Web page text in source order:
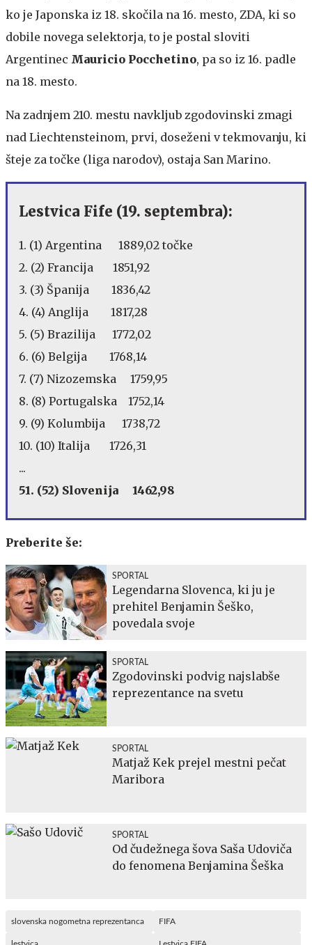
ko je Japonska iz 18. skočila na 16. mesto, ZDA, ki so
dobile novega selektorja, to je postal sloviti
Argentinec Mauricio Pocchetino, pa so iz 16. padle
na 18. mesto.
Na zadnjem 210. mestu navkljub zgodovinski zmagi
nad Liechtensteinom, prvi, doseženi v tekmovanju, ki
šteje za točke (liga narodov), ostaja San Marino.
Lestvica Fife (19. septembra):
1. (1) Argentina 1889,02 točke
2. (2) Francija 1851,92
3. (3) Španija 1836,42
4. (4) Anglija 1817,28
5. (5) Brazilija 1772,02
6. (6) Belgija 1768,14
7. (7) Nizozemska 1759,95
8. (8) Portugalska 1752,14
9. (9) Kolumbija 1738,72
10. (10) Italija 1726,31
...
51. (52) Slovenija 1462,98
Preberite še:
SPORTAL
Legendarna Slovenca, ki ju je
prehitel Benjamin Šeško,
povedala svoje
SPORTAL
Zgodovinski podvig najslabše
reprezentance na svetu
SPORTAL
Matjaž Kek prejel mestni pečat
Maribora
SPORTAL
Od čudežnega šova Saša Udoviča
do fenomena Benjamina Šeška
slovenska nogometna reprezentanca FIFA
lestvica Lestvica FIFA